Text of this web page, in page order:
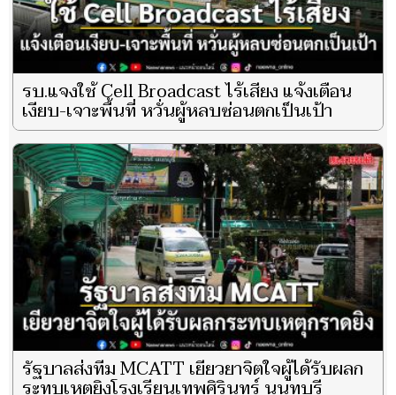
รบ.แจงใช้ Cell Broadcast ไร้เสียง แจ้งเตือน
เงียบ-เจาะพื้นที่ หวั่นผู้หลบซ่อนตกเป็นเป้า
รัฐบาลส่งทีม MCATT เยียวยาจิตใจผู้ได้รับผลก
ระทบเหตุยิงโรงเรียนเทพศิรินทร์ นนทบุรี